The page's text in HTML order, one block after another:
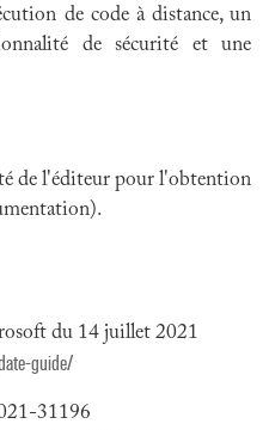
de code à distance, un
de sécurité et une
de l'éditeur pour l'obtention
du 14 juillet 2021
guide/
31196